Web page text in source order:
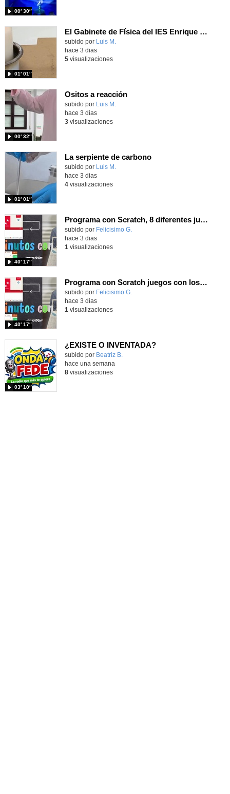
00′ 30″
El Gabinete de Física del IES Enrique Tierno Galván de Parla (Curso 25-26)
Contenido educativo.
subido por Luis M.
01′ 01″
hace 3 dias
5visualizaciones
Ositos a reacción
Contenido educativo.
subido por Luis M.
00′ 32″
hace 3 dias
3visualizaciones
La serpiente de carbono
Contenido educativo.
subido por Luis M.
01′ 01″
hace 3 dias
4visualizaciones
Programa con Scratch, 8 diferentes juegos para vivir la emoción de los partidos de España en el mundial 2026
Contenido educativo.
subido por Felicisimo G.
40′ 17″
hace 3 dias
1 visualizaciones
Programa con Scratch juegos con los partidos del mundial 2026 ganados por España
Contenido educativo.
subido por Felicisimo G.
40′ 17″
hace 3 dias
1 visualizaciones
¿EXISTE O INVENTADA?
Contenido educativo.
subido por Beatriz B.
03′ 10″
hace una semana
8visualizaciones